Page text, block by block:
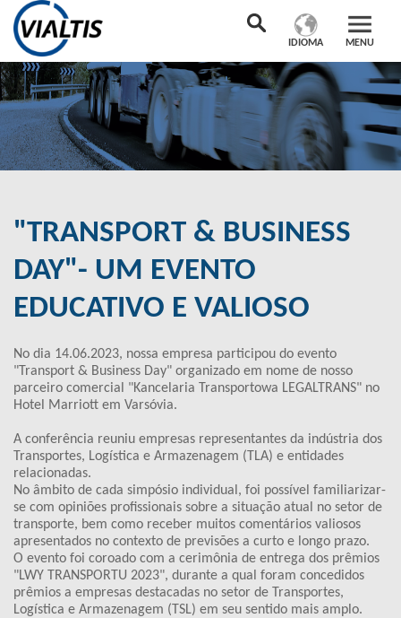
MENU
IDIOMA
"TRANSPORT & BUSINESS
DAY"- UM EVENTO
EDUCATIVO E VALIOSO
No dia 14.06.2023, nossa empresa participou do evento
"Transport & Business Day" organizado em nome de nosso
parceiro comercial "Kancelaria Transportowa LEGALTRANS" no
Hotel Marriott em Varsóvia.
A conferência reuniu empresas representantes da indústria dos
Transportes, Logística e Armazenagem (TLA) e entidades
relacionadas.
No âmbito de cada simpósio individual, foi possível familiarizar-
se com opiniões profissionais sobre a situação atual no setor de
transporte, bem como receber muitos comentários valiosos
apresentados no contexto de previsões a curto e longo prazo.
O evento foi coroado com a cerimônia de entrega dos prêmios
"LWY TRANSPORTU 2023", durante a qual foram concedidos
prêmios a empresas destacadas no setor de Transportes,
Logística e Armazenagem (TSL) em seu sentido mais amplo.